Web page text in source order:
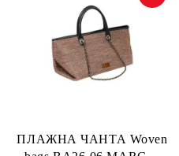
ПЛАЖНА ЧАНТА Woven